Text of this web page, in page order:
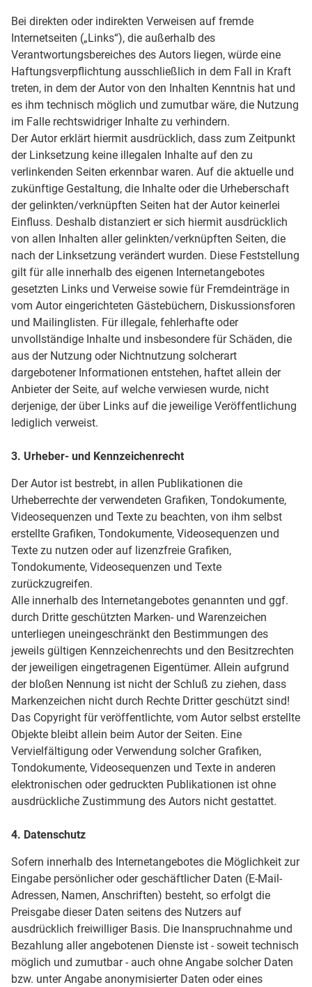
Bei direkten oder indirekten Verweisen auf fremde
Internetseiten („Links“), die außerhalb des
Verantwortungsbereiches des Autors liegen, würde eine
Haftungsverpflichtung ausschließlich in dem Fall in Kraft
treten, in dem der Autor von den Inhalten Kenntnis hat und
es ihm technisch möglich und zumutbar wäre, die Nutzung
im Falle rechtswidriger Inhalte zu verhindern.
Der Autor erklärt hiermit ausdrücklich, dass zum Zeitpunkt
der Linksetzung keine illegalen Inhalte auf den zu
verlinkenden Seiten erkennbar waren. Auf die aktuelle und
zukünftige Gestaltung, die Inhalte oder die Urheberschaft
der gelinkten/verknüpften Seiten hat der Autor keinerlei
Einfluss. Deshalb distanziert er sich hiermit ausdrücklich
von allen Inhalten aller gelinkten/verknüpften Seiten, die
nach der Linksetzung verändert wurden. Diese Feststellung
gilt für alle innerhalb des eigenen Internetangebotes
gesetzten Links und Verweise sowie für Fremdeinträge in
vom Autor eingerichteten Gästebüchern, Diskussionsforen
und Mailinglisten. Für illegale, fehlerhafte oder
unvollständige Inhalte und insbesondere für Schäden, die
aus der Nutzung oder Nichtnutzung solcherart
dargebotener Informationen entstehen, haftet allein der
Anbieter der Seite, auf welche verwiesen wurde, nicht
derjenige, der über Links auf die jeweilige Veröffentlichung
lediglich verweist.
3. Urheber- und Kennzeichenrecht
Der Autor ist bestrebt, in allen Publikationen die
Urheberrechte der verwendeten Grafiken, Tondokumente,
Videosequenzen und Texte zu beachten, von ihm selbst
erstellte Grafiken, Tondokumente, Videosequenzen und
Texte zu nutzen oder auf lizenzfreie Grafiken,
Tondokumente, Videosequenzen und Texte
zurückzugreifen.
Alle innerhalb des Internetangebotes genannten und ggf.
durch Dritte geschützten Marken- und Warenzeichen
unterliegen uneingeschränkt den Bestimmungen des
jeweils gültigen Kennzeichenrechts und den Besitzrechten
der jeweiligen eingetragenen Eigentümer. Allein aufgrund
der bloßen Nennung ist nicht der Schluß zu ziehen, dass
Markenzeichen nicht durch Rechte Dritter geschützt sind!
Das Copyright für veröffentlichte, vom Autor selbst erstellte
Objekte bleibt allein beim Autor der Seiten. Eine
Vervielfältigung oder Verwendung solcher Grafiken,
Tondokumente, Videosequenzen und Texte in anderen
elektronischen oder gedruckten Publikationen ist ohne
ausdrückliche Zustimmung des Autors nicht gestattet.
4. Datenschutz
Sofern innerhalb des Internetangebotes die Möglichkeit zur
Eingabe persönlicher oder geschäftlicher Daten (E-Mail-
Adressen, Namen, Anschriften) besteht, so erfolgt die
Preisgabe dieser Daten seitens des Nutzers auf
ausdrücklich freiwilliger Basis. Die Inanspruchnahme und
Bezahlung aller angebotenen Dienste ist - soweit technisch
möglich und zumutbar - auch ohne Angabe solcher Daten
bzw. unter Angabe anonymisierter Daten oder eines